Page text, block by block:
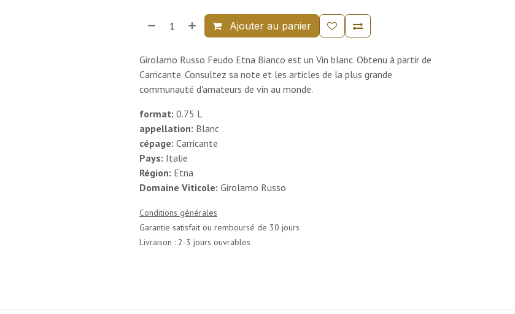
Ajouter au panier
Girolamo Russo Feudo Etna Bianco est un Vin blanc. Obtenu à partir de
Carricante. Consultez sa note et les articles de la plus grande
communauté d'amateurs de vin au monde.
format: 0.75 L
appellation: Blanc
cépage: Carricante
Pays: Italie
Région: Etna
Domaine Viticole: Girolamo Russo
Conditions générales
Garantie satisfait ou remboursé de 30 jours
Livraison : 2-3 jours ouvrables